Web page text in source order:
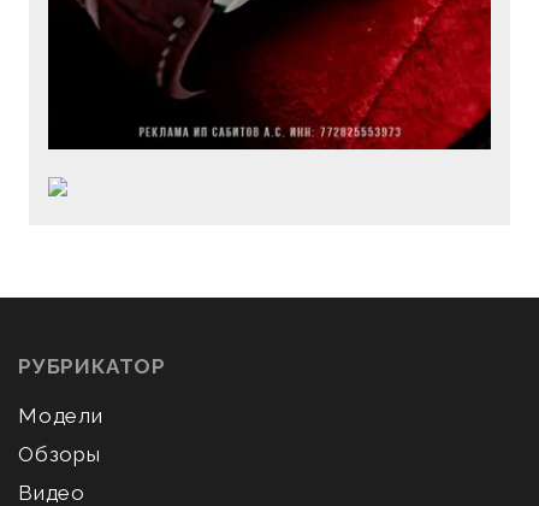
РУБРИКАТОР
Модели
Обзоры
Видео